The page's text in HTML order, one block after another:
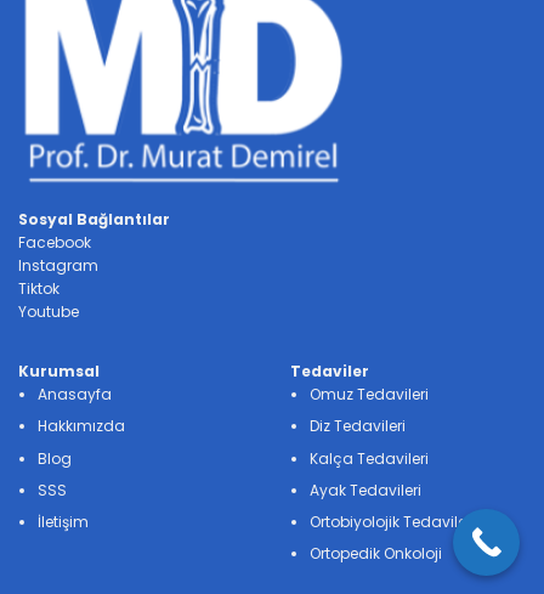
Sosyal Bağlantılar
Facebook
Instagram
Tiktok
Youtube
Kurumsal
Anasayfa
Hakkımızda
Blog
SSS
İletişim
Tedaviler
Omuz Tedavileri
Diz Tedavileri
Kalça Tedavileri
Ayak Tedavileri
Ortobiyolojik Tedavileri
Ortopedik Onkoloji